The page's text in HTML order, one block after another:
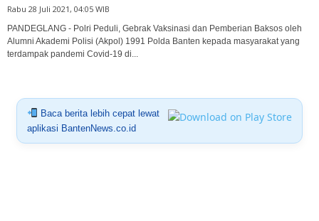
Rabu 28 Juli 2021, 04:05 WIB
PANDEGLANG - Polri Peduli, Gebrak Vaksinasi dan Pemberian Baksos oleh
Alumni Akademi Polisi (Akpol) 1991 Polda Banten kepada masyarakat yang
terdampak pandemi Covid-19 di...
Baca berita lebih cepat lewat
aplikasi BantenNews.co.id